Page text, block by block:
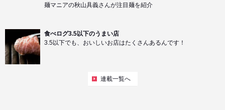
麺マニアの秋山具義さんが注目麺を紹介
食べログ3.5以下のうまい店
3.5以下でも、おいしいお店はたくさんあるんです！
連載一覧へ